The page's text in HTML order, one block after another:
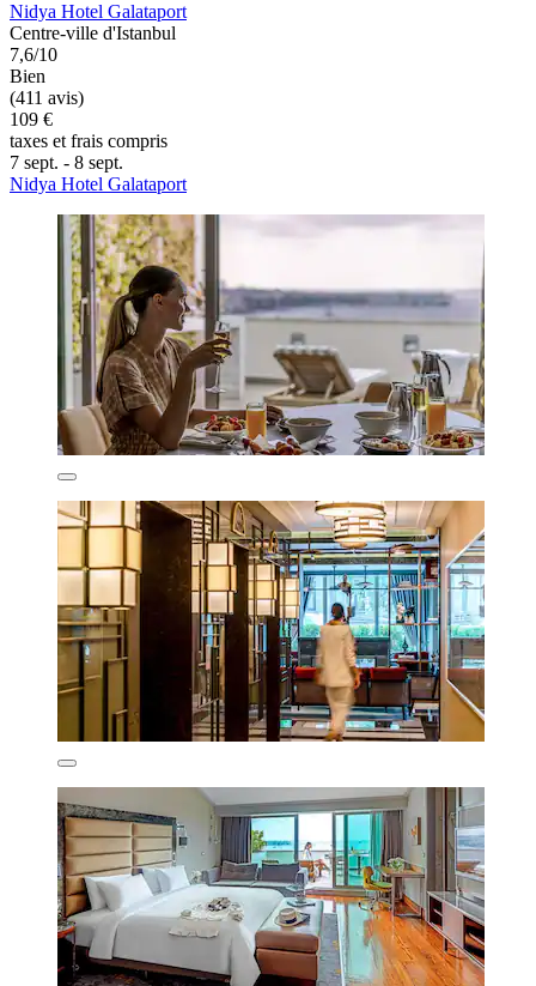
Nidya Hotel Galataport
Centre-ville d'Istanbul
7,6/10
Bien
(411 avis)
109 €
taxes et frais compris
7 sept. - 8 sept.
Nidya Hotel Galataport